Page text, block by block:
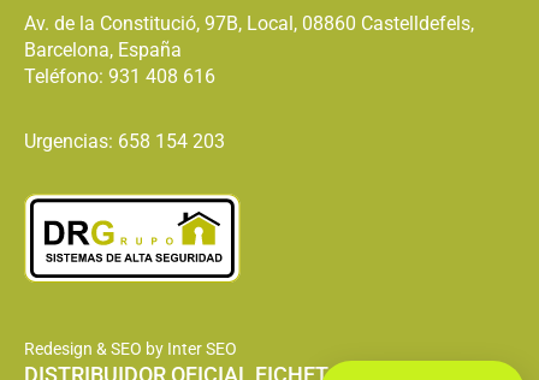
Av. de la Constitució, 97B, Local, 08860 Castelldefels,
Barcelona, España
Teléfono: 931 408 616
Urgencias: 658 154 203
Redesign & SEO by Inter SEO
DISTRIBUIDOR OFICIAL FICHET